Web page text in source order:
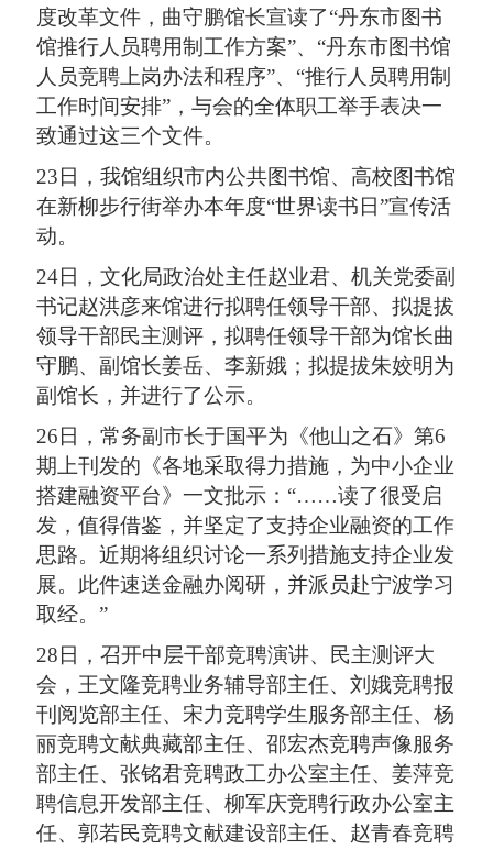
度改革文件，曲守鹏馆长宣读了“丹东市图书
馆推行人员聘用制工作方案”、“丹东市图书馆
人员竞聘上岗办法和程序”、“推行人员聘用制
工作时间安排”，与会的全体职工举手表决一
致通过这三个文件。
23日，我馆组织市内公共图书馆、高校图书馆
在新柳步行街举办本年度“世界读书日”宣传活
动。
24日，文化局政治处主任赵业君、机关党委副
书记赵洪彦来馆进行拟聘任领导干部、拟提拔
领导干部民主测评，拟聘任领导干部为馆长曲
守鹏、副馆长姜岳、李新娥；拟提拔朱姣明为
副馆长，并进行了公示。
26日，常务副市长于国平为《他山之石》第6
期上刊发的《各地采取得力措施，为中小企业
搭建融资平台》一文批示：“……读了很受启
发，值得借鉴，并坚定了支持企业融资的工作
思路。近期将组织讨论一系列措施支持企业发
展。此件速送金融办阅研，并派员赴宁波学习
取经。”
28日，召开中层干部竞聘演讲、民主测评大
会，王文隆竞聘业务辅导部主任、刘娥竞聘报
刊阅览部主任、宋力竞聘学生服务部主任、杨
丽竞聘文献典藏部主任、邵宏杰竞聘声像服务
部主任、张铭君竞聘政工办公室主任、姜萍竞
聘信息开发部主任、柳军庆竞聘行政办公室主
任、郭若民竞聘文献建设部主任、赵青春竞聘